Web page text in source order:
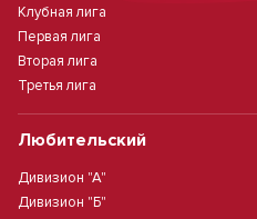
Клубная лига
Первая лига
Вторая лига
Третья лига
Любительский
Дивизион "А"
Дивизион "Б"